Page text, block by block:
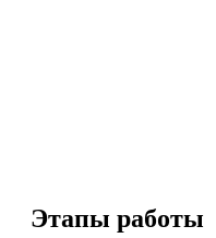
Этапы работы